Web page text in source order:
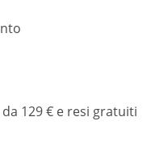
129 € e resi gratuiti